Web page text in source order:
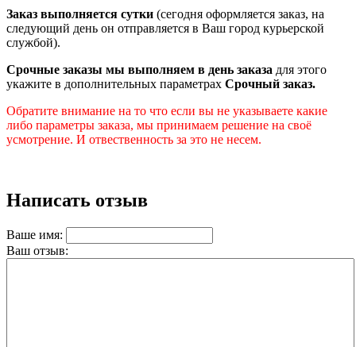
Заказ выполняется сутки (сегодня оформляется заказ, на
следующий день он отправляется в Ваш город курьерской
службой).
Срочные заказы мы выполняем в день заказа для этого
укажите в дополнительных параметрах Срочный заказ.
Обратите внимание на то что если вы не указываете какие
либо параметры заказа, мы принимаем решение на своё
усмотрение. И отвественность за это не несем.
Написать отзыв
Ваше имя:
Ваш отзыв: